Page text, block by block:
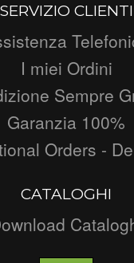
SERVIZIO CLIENTI
I miei Ordini
Sempre
Garanzia 100%
Orders -
CATALOGHI